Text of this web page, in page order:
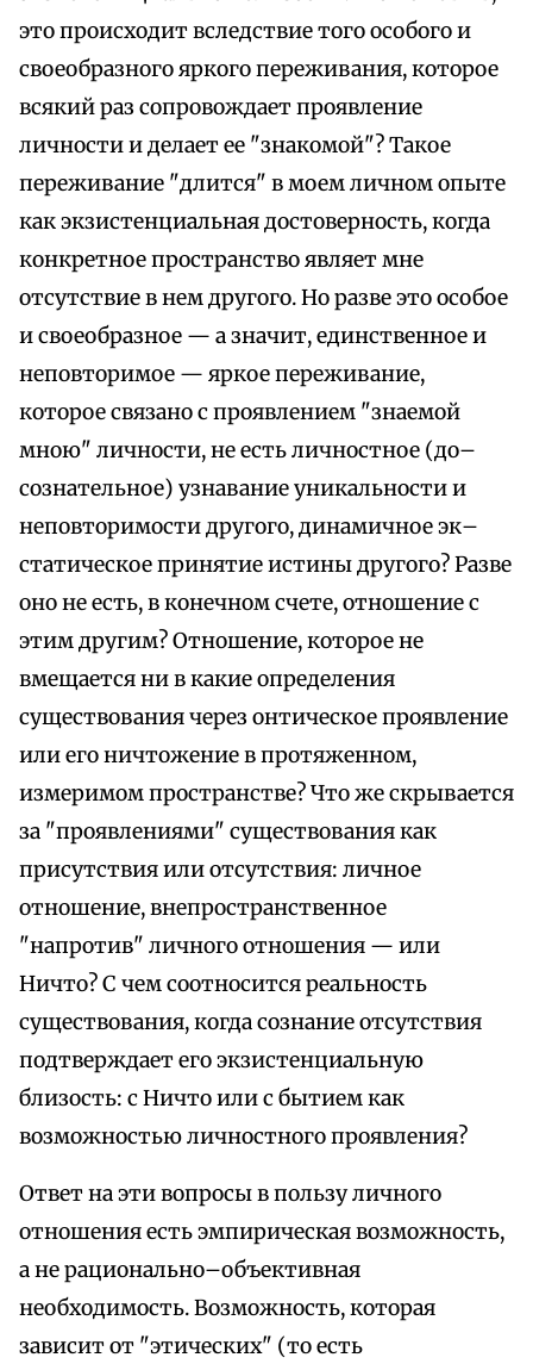
это происходит вследствие того особого и
своеобразного яркого переживания, которое
всякий раз сопровождает проявление
личности и делает ее "знакомой"? Такое
переживание "длится" в моем личном опыте
как экзистенциальная достоверность, когда
конкретное пространство являет мне
отсутствие в нем другого. Но разве это особое
и своеобразное — а значит, единственное и
неповторимое — яркое переживание,
которое связано с проявлением "знаемой
мною" личности, не есть личностное (до–
сознательное) узнавание уникальности и
неповторимости другого, динамичное эк–
статическое принятие истины другого? Разве
оно не есть, в конечном счете, отношение с
этим другим? Отношение, которое не
вмещается ни в какие определения
существования через онтическое проявление
или его ничтожение в протяженном,
измеримом пространстве? Что же скрывается
за "проявлениями" существования как
присутствия или отсутствия: личное
отношение, внепространственное
"напротив" личного отношения — или
Ничто? С чем соотносится реальность
существования, когда сознание отсутствия
подтверждает его экзистенциальную
близость: с Ничто или с бытием как
возможностью личностного проявления?
Ответ на эти вопросы в пользу личного
отношения есть эмпирическая возможность,
а не рационально–объективная
необходимость. Возможность, которая
зависит от "этических" (то есть